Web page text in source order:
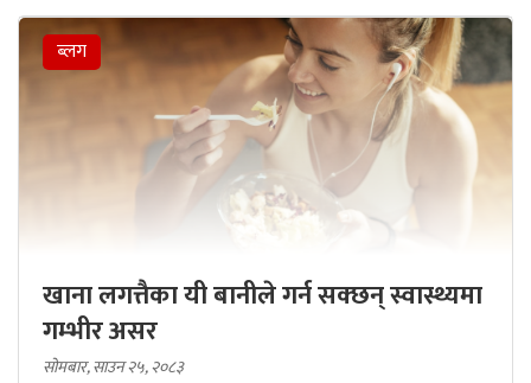
ब्लग
खाना लगत्तैका यी बानीले गर्न सक्छन् स्वास्थ्यमा
गम्भीर असर
सोमबार, साउन २५, २०८३